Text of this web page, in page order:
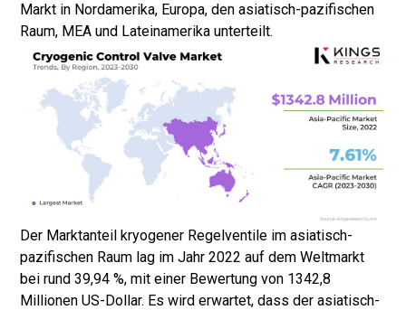
Markt in Nordamerika, Europa, den asiatisch-pazifischen
Raum, MEA und Lateinamerika unterteilt.
Der Marktanteil kryogener Regelventile im asiatisch-
pazifischen Raum lag im Jahr 2022 auf dem Weltmarkt
bei rund 39,94 %, mit einer Bewertung von 1342,8
Millionen US-Dollar. Es wird erwartet, dass der asiatisch-